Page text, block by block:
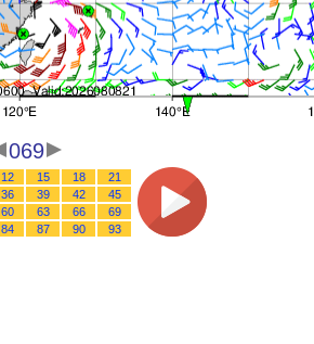
069
12 15 18
21
36 39 42
45
60 63 66
69
84 87 90 93